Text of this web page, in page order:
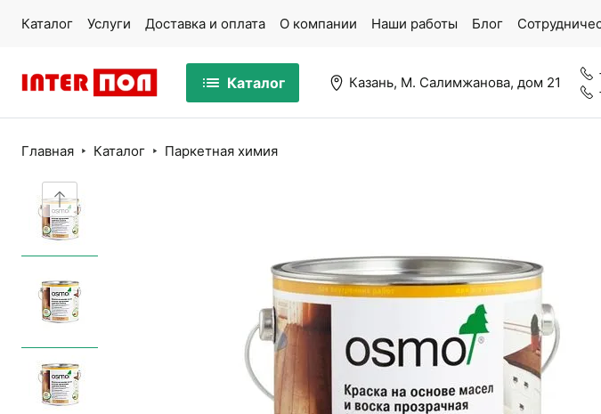
Каталог Услуги Доставка и оплата О компании Наши работы Блог
Каталог Казань, М. Салимжанова, дом 21
Минерально-каменный ламинат
Главная Каталог Паркетная химия